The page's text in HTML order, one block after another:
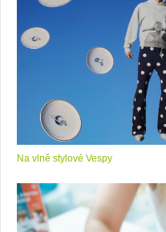
Na vlně stylové Vespy